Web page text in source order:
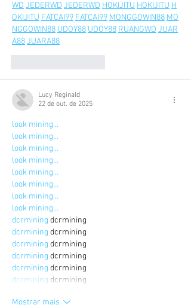
WD JEDERWD JEDERWD HOKIJITU HOKIJITU H
OKIJITU FATCAI99 FATCAI99 MONGGOWIN88 MO
NGGOWIN88 UDOY88 UDOY88 RUANGWD JUAR
A88JUARA88
Lucy Reginald
22 de out. de 2025
look mining…
look mining…
look mining…
look mining…
look mining…
look mining…
look mining…
look mining…
dcrmining dcrmining
dcrmining dcrmining
dcrmining dcrmining
dcrmining dcrmining
dcrmining dcrmining
dcrmining dcrmining
Mostrar mais